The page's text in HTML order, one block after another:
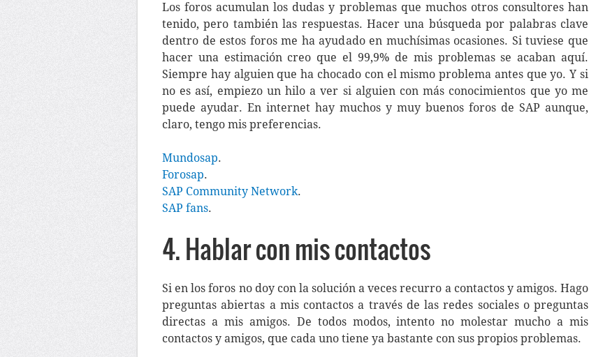
Los foros acumulan los dudas y problemas que muchos otros consultores han
tenido, pero también las respuestas. Hacer una búsqueda por palabras clave
dentro de estos foros me ha ayudado en muchísimas ocasiones. Si tuviese que
hacer una estimación creo que el 99,9% de mis problemas se acaban aquí.
Siempre hay alguien que ha chocado con el mismo problema antes que yo. Y si
no es así, empiezo un hilo a ver si alguien con más conocimientos que yo me
puede ayudar. En internet hay muchos y muy buenos foros de SAP aunque,
claro, tengo mis preferencias.
Mundosap.
Forosap.
SAP Community Network.
SAP fans.
4. Hablar con mis contactos
Si en los foros no doy con la solución a veces recurro a contactos y amigos. Hago
preguntas abiertas a mis contactos a través de las redes sociales o preguntas
directas a mis amigos. De todos modos, intento no molestar mucho a mis
contactos y amigos, que cada uno tiene ya bastante con sus propios problemas.